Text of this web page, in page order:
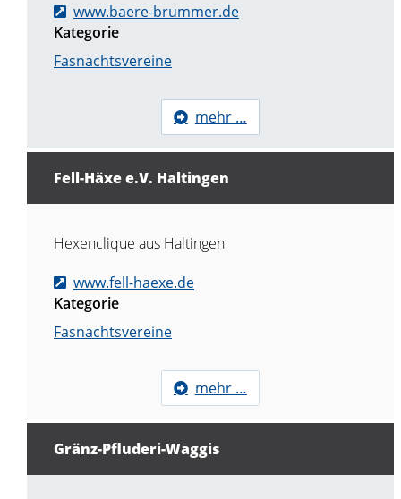
www.baere-brummer.de
Kategorie
Fasnachtsvereine
mehr …
Fell-Häxe e.V. Haltingen
www.fell-haexe.de
Hexenclique aus Haltingen
Kategorie
Fasnachtsvereine
mehr …
Gränz-Pfluderi-Waggis